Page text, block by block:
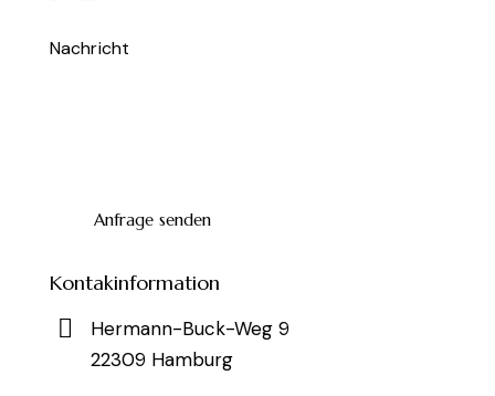
Kontakinformation
Hermann-Buck-Weg 9
22309 Hamburg